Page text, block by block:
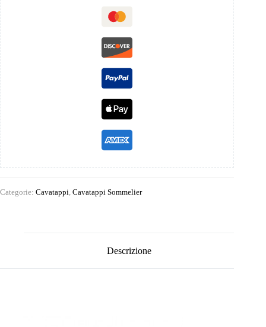
Categorie: Cavatappi Cavatappi Sommelier
Descrizione